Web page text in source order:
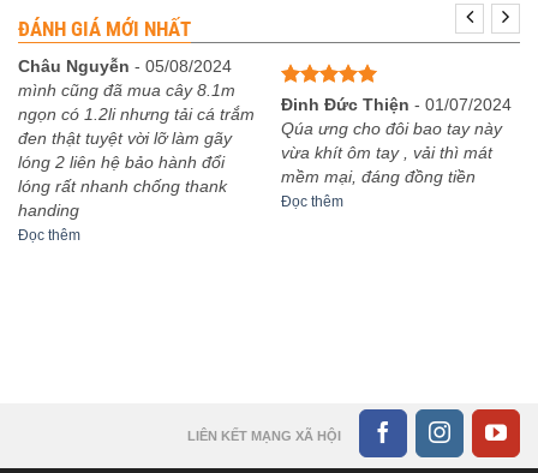
ĐÁNH GIÁ MỚI NHẤT
Châu Nguyễn - 05/08/2024
mình cũng đã mua cây 8.1m
ngọn có 1.2li nhưng tải cá trắm
đen thật tuyệt vời lỡ làm gãy
lóng 2 liên hệ bảo hành đổi
lóng rất nhanh chống thank
handing
Đọc thêm
Được xếp
hạng
sao
Đinh Đức Thiện - 01/07/2024
Qúa ưng cho đôi bao tay này
vừa khít ôm tay , vải thì mát
mềm mại, đáng đồng tiền
Đọc thêm
LIÊN KẾT MẠNG XÃ HỘI